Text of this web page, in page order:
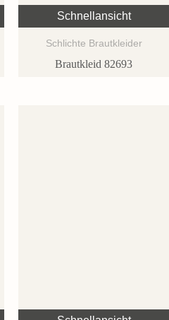
Schnellansicht
Schlichte Brautkleider
Brautkleid 82693